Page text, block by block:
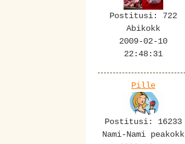
Postitusi: 722
Abikokk
2009-02-10
22:48:31
Pille
Postitusi: 16233
Nami-Nami peakokk